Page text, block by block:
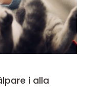
i alla